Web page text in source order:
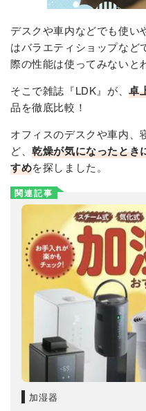
デスクや車内などでも使い
はバラエティショップなど
際の性能は使ってみないと
そこで雑誌『LDK』が、卓
品を徹底比較！
オフィスのデスクや車内、
ど、乾燥が気になったとき
すめを探しました。
関連記事
加湿器